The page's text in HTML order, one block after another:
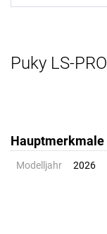
Puky LS-
Hauptmerkmale
Modelljahr 2026